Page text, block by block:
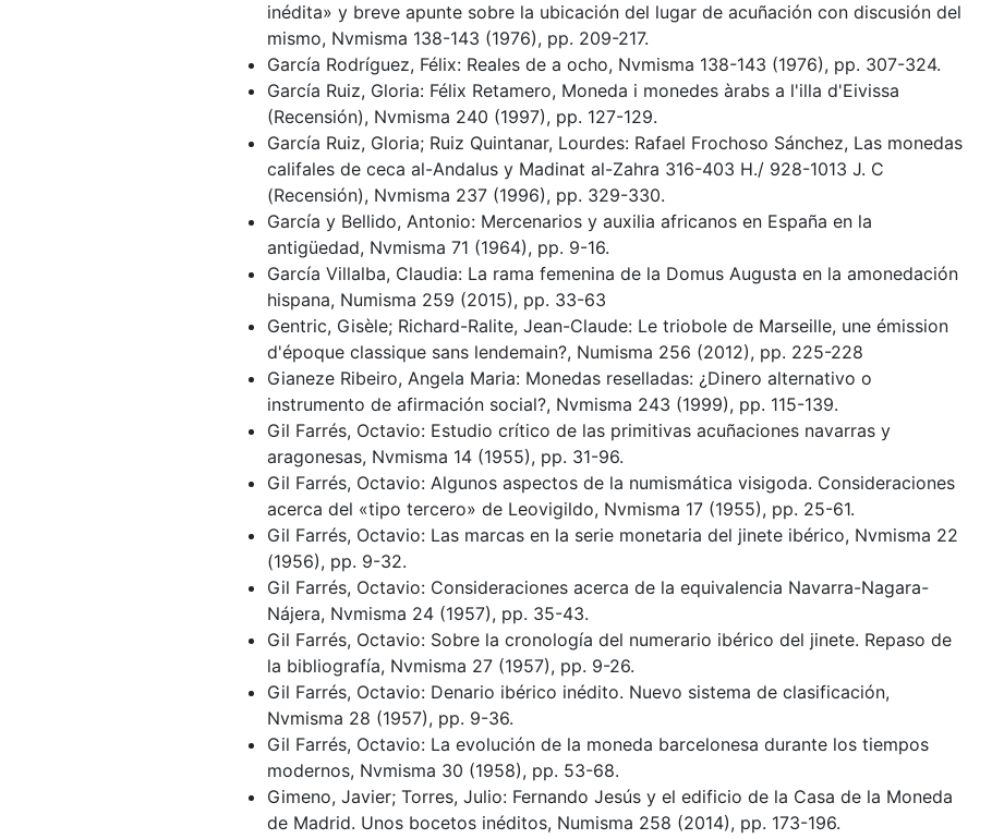
inédita» y breve apunte sobre la ubicación del lugar de acuñación con discusión del
mismo, Nvmisma 138-143 (1976), pp. 209-217.
García Rodríguez, Félix: Reales de a ocho, Nvmisma 138-143 (1976), pp. 307-324.
García Ruiz, Gloria: Félix Retamero, Moneda i monedes àrabs a l'illa d'Eivissa
(Recensión), Nvmisma 240 (1997), pp. 127-129.
García Ruiz, Gloria; Ruiz Quintanar, Lourdes: Rafael Frochoso Sánchez, Las monedas
califales de ceca al-Andalus y Madinat al-Zahra 316-403 H./ 928-1013 J. C
(Recensión), Nvmisma 237 (1996), pp. 329-330.
García y Bellido, Antonio: Mercenarios y auxilia africanos en España en la
antigüedad, Nvmisma 71 (1964), pp. 9-16.
García Villalba, Claudia: La rama femenina de la Domus Augusta en la amonedación
hispana, Numisma 259 (2015), pp. 33-63
Gentric, Gisèle; Richard-Ralite, Jean-Claude: Le triobole de Marseille, une émission
d'époque classique sans lendemain?, Numisma 256 (2012), pp. 225-228
Gianeze Ribeiro, Angela Maria: Monedas reselladas: ¿Dinero alternativo o
instrumento de afirmación social?, Nvmisma 243 (1999), pp. 115-139.
Gil Farrés, Octavio: Estudio crítico de las primitivas acuñaciones navarras y
aragonesas, Nvmisma 14 (1955), pp. 31-96.
Gil Farrés, Octavio: Algunos aspectos de la numismática visigoda. Consideraciones
acerca del «tipo tercero» de Leovigildo, Nvmisma 17 (1955), pp. 25-61.
Gil Farrés, Octavio: Las marcas en la serie monetaria del jinete ibérico, Nvmisma 22
(1956), pp. 9-32.
Gil Farrés, Octavio: Consideraciones acerca de la equivalencia Navarra-Nagara-
Nájera, Nvmisma 24 (1957), pp. 35-43.
Gil Farrés, Octavio: Sobre la cronología del numerario ibérico del jinete. Repaso de
la bibliografía, Nvmisma 27 (1957), pp. 9-26.
Gil Farrés, Octavio: Denario ibérico inédito. Nuevo sistema de clasificación,
Nvmisma 28 (1957), pp. 9-36.
Gil Farrés, Octavio: La evolución de la moneda barcelonesa durante los tiempos
modernos, Nvmisma 30 (1958), pp. 53-68.
Gimeno, Javier; Torres, Julio: Fernando Jesús y el edificio de la Casa de la Moneda
de Madrid. Unos bocetos inéditos, Numisma 258 (2014), pp. 173-196.